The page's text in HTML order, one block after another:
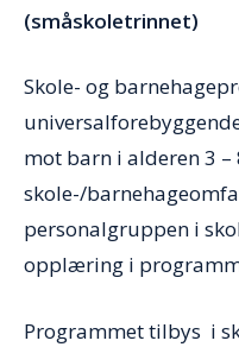
(småskoletrinnet)
Skole- og
mot barn i alderen 3
skole-/
personalgruppen i
opplæring i
Programmet tilbys i